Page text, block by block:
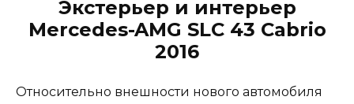
Экстерьер и интерьер
Mercedes-AMG SLC 43 Cabrio
2016
Относительно внешности нового автомобиля